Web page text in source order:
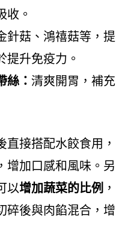
收。
針菇、鴻禧菇等，提
提升免疫力。
絲： 清爽開胃，補充
直接搭配水餃食用，
增加口感和風味。另
以增加蔬菜的比例 ，
碎後與肉餡混合，增